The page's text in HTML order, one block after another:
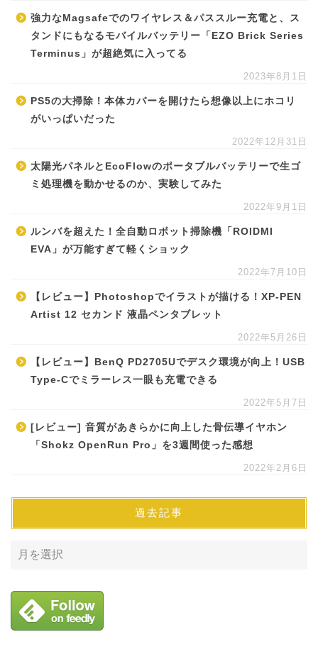
強力なMagsafeでのワイヤレス＆パススルー充電と、ス
タンドにもなるモバイルバッテリー「EZO Brick Series
Terminus」が超絶気に入ってる
2023年8月1日
PS5の大掃除！本体カバーを開けたら想像以上にホコリ
がいっぱいだった
2022年12月31日
太陽光パネルとEcoFlowのポータブルバッテリーで生ゴ
ミ処理機を動かせるのか、実験してみた
2022年9月1日
ルンバを超えた！全自動ロボット掃除機「ROIDMI
EVA」が万能すぎて軽くショック
2022年7月10日
【レビュー】Photoshopでイラストが描ける！XP-PEN
Artist 12 セカンド 液晶ペンタブレット
2022年5月26日
【レビュー】BenQ PD2705Uでデスク環境が向上！USB
Type-Cでミラーレス一眼も充電できる
2022年5月7日
[レビュー] 音質があきらかに向上した骨伝導イヤホン
「Shokz OpenRun Pro」を3週間使った感想
2022年2月6日
過去記事